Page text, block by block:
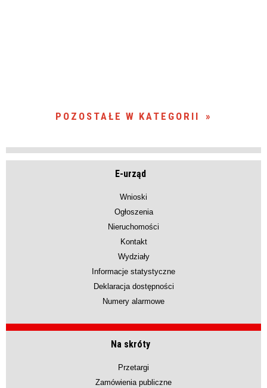
POZOSTAŁE W KATEGORII
E-urząd
Wnioski
Ogłoszenia
Nieruchomości
Kontakt
Wydziały
Informacje statystyczne
Deklaracja dostępności
Numery alarmowe
Na skróty
Przetargi
Zamówienia publiczne